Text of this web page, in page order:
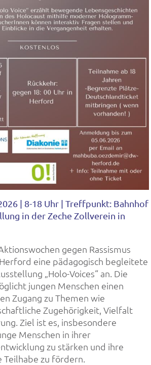
| 8-18 Uhr | Treffpunkt: Bahnhof
in der Zeche Zollverein in
gegen Rassismus
eine pädagogisch begleitete
„Holo-Voices“ an. Die
jungen Menschen einen
Zugang zu Themen wie
Zugehörigkeit, Vielfalt
Ziel ist es, insbesondere
Menschen in ihrer
zu stärken und ihre
Teilhabe zu fördern.